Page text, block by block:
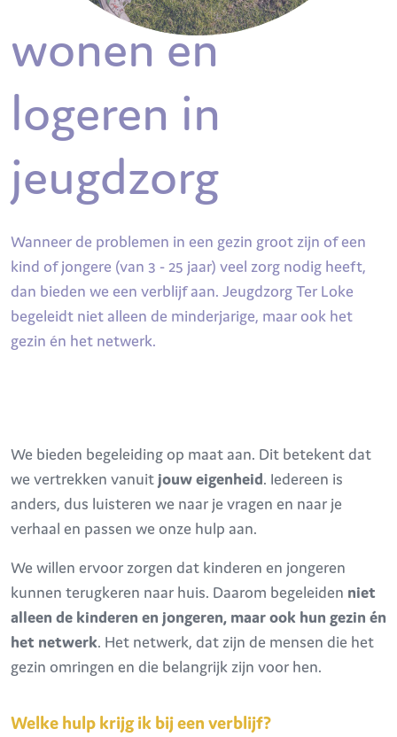
wonen en
logeren in
jeugdzorg
Wanneer de problemen in een gezin groot zijn of een
kind of jongere (van 3 - 25 jaar) veel zorg nodig heeft,
dan bieden we een verblijf aan. Jeugdzorg Ter Loke
begeleidt niet alleen de minderjarige, maar ook het
gezin én het netwerk.
We bieden begeleiding op maat aan. Dit betekent dat
we vertrekken vanuit jouweigenheid. Iedereen is
anders, dus luisteren we naar je vragen en naar je
verhaal en passen we onze hulp aan.
We willen ervoor zorgen dat kinderen en jongeren
kunnen terugkeren naar huis. Daarom begeleiden niet
alleen de kinderen en jongeren, maar ook hun gezin én
het netwerk. Het netwerk, dat zijn de mensen die het
gezin omringen en die belangrijk zijn voor hen.
Welke hulp krijg ik bij een verblijf?